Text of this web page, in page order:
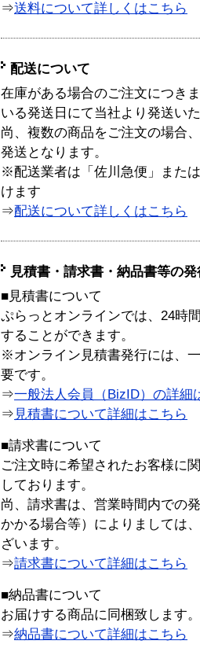
⇒送料について詳しくはこちら
配送について
在庫がある場合のご注文につき
いる発送日にて当社より発送い
尚、複数の商品をご注文の場合
発送となります。
※配送業者は「佐川急便」また
けます
⇒配送について詳しくはこちら
見積書・請求書・納品書等の
■見積書について
ぷらっとオンラインでは、24時
することができます。
※オンライン見積書発行には、
要です。
⇒一般法人会員（BizID）の詳細
⇒ 見積書について詳細はこちら
■請求書について
ご注文時に希望されたお客様に
しております。
尚、請求書は、営業時間内での
かかる場合等）によりましては
ざいます。
⇒請求書について詳細はこちら
■納品書について
お届けする商品に同梱致します。
⇒納品書について詳細はこちら